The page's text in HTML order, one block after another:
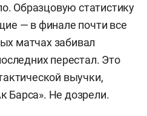
Образцовую статистику
— в финале почти все
матчах забивал
перестал. Это
выучки,
Барса». Не дозрели.